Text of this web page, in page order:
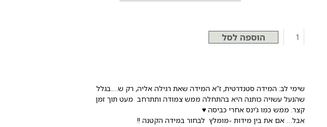
הוספה לסל
שימי לב: המידה סטנדרטית, ז”א המידה שאת רגילה אליה, רק ש….בגלל
שהנעל עשויה כותנה היא בהתחלה ממש צמודה ותתרחב מעט תוך זמן
קצר. ממש כמו ג’ינס אחרי כביסה ♥
אבל… אם את בין מידות -מומלץ לבחור במידה הקטנה !!